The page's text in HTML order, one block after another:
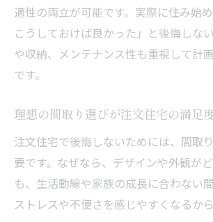
注文住宅の外観選びで後悔しない
注文住宅の外観設計で重視す
モダンな家の外観で差がつく
海外モダン豪邸を参考にした
ナチュラルモダンが映える室内
注文住宅で叶えるナチュラル
適性の両立が可能です。実際に住み始
こうしておけば良かった」と後悔しな
や収納、メンテナンス性も重視して計
です。
理想の間取り選びが注文住宅の満足
注文住宅で後悔しないためには、間取
要です。なぜなら、デザインや外観が
も、生活動線や家族の成長に合わない
ストレスや不便さを感じやすくなるから